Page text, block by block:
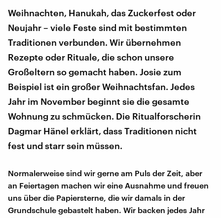
Weihnachten, Hanukah, das Zuckerfest oder
Neujahr – viele Feste sind mit bestimmten
Traditionen verbunden. Wir übernehmen
Rezepte oder Rituale, die schon unsere
Großeltern so gemacht haben. Josie zum
Beispiel ist ein großer Weihnachtsfan. Jedes
Jahr im November beginnt sie die gesamte
Wohnung zu schmücken. Die Ritualforscherin
Dagmar Hänel erklärt, dass Traditionen nicht
fest und starr sein müssen.
Normalerweise sind wir gerne am Puls der Zeit, aber
an Feiertagen machen wir eine Ausnahme und freuen
uns über die Papiersterne, die wir damals in der
Grundschule gebastelt haben. Wir backen jedes Jahr